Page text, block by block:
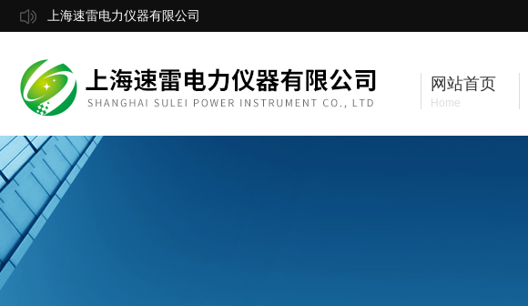
上海速雷电力仪器有限公司
网站首页
Home